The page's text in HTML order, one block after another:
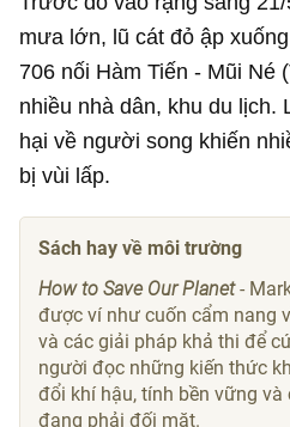
mưa lớn, lũ cát đỏ ập
706 nối Hàm Tiến - Mũi Né
nhiều nhà dân, khu du lịch.
hại về người song khiến
bị vùi lấp.
Sách hay về môi trường
How to Save Our Planet-
được ví như cuốn cẩm nang
và các giải pháp khả thi để
người đọc những kiến ​​thức
đổi khí hậu, tính bền vững
đang phải đối mặt.